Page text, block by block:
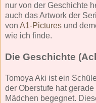
nur von der Geschichte
auch das Artwork der
von A1-Pictures und
wie ich finde.
Die Geschichte
Tomoya Aki ist ein
der Oberstufe hat
Mädchen begegnet.